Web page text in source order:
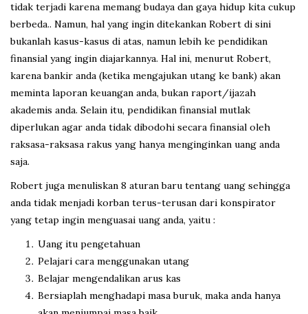
tidak terjadi karena memang budaya dan gaya hidup kita cukup
berbeda.. Namun, hal yang ingin ditekankan Robert di sini
bukanlah kasus-kasus di atas, namun lebih ke pendidikan
finansial yang ingin diajarkannya. Hal ini, menurut Robert,
karena bankir anda (ketika mengajukan utang ke bank) akan
meminta laporan keuangan anda, bukan raport/ijazah
akademis anda. Selain itu, pendidikan finansial mutlak
diperlukan agar anda tidak dibodohi secara finansial oleh
raksasa-raksasa rakus yang hanya menginginkan uang anda
saja.
Robert juga menuliskan 8 aturan baru tentang uang sehingga
anda tidak menjadi korban terus-terusan dari konspirator
yang tetap ingin menguasai uang anda, yaitu :
Uang itu pengetahuan
Pelajari cara menggunakan utang
Belajar mengendalikan arus kas
Bersiaplah menghadapi masa buruk, maka anda hanya